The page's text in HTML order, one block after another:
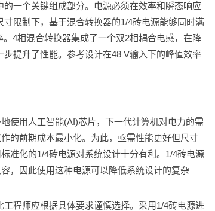
一个关键组成部分。电源必须在效率和瞬态响应
限制下，基于混合转换器的1/4砖电源能够同时满
4相混合转换器集成了一个双2相耦合电感，在降
提升了性能。参考设计在48 V输入下的峰值效率
使用人工智能(AI)芯片，下一代计算机对电力的需
的前期成本最小化。为此，亟需性能更好但尺寸
准化的1/4砖电源对系统设计十分有利。1/4砖电源
，因此使用这种电源可以降低系统设计的复杂
程师应根据具体要求谨慎选择。采用1/4砖电源进